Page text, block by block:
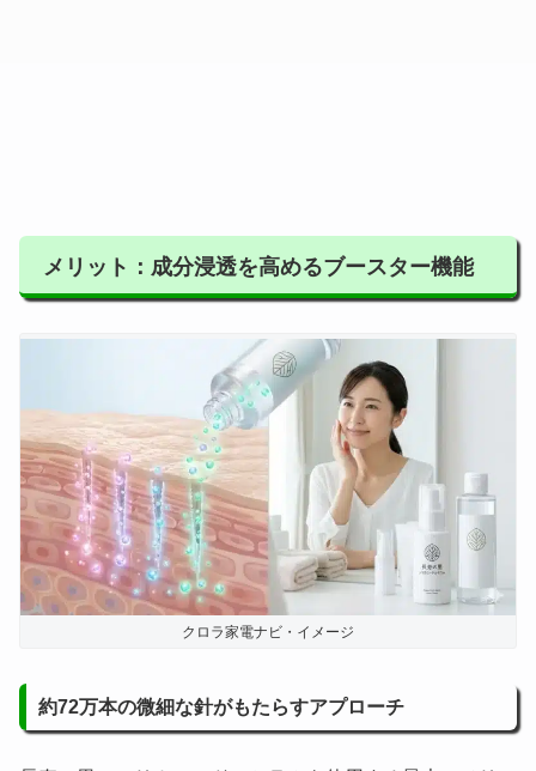
メリット：成分浸透を高めるブースター機能
クロラ家電ナビ・イメージ
約72万本の微細な針がもたらすアプローチ